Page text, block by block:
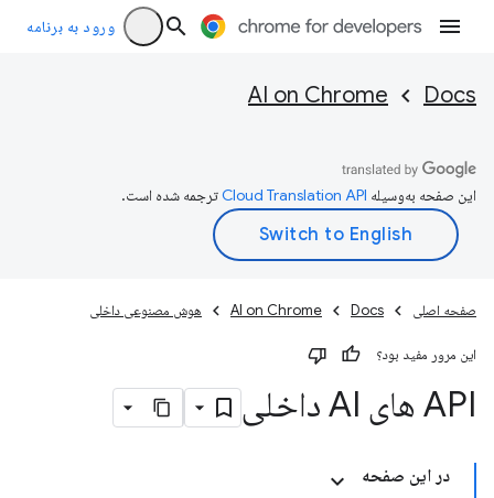
ورود به برنامه
Docs
AI on Chrome
این صفحه به‌وسیله ترجمه شده است.
صفحه اصلی Docs
AI on Chrome هوش مصنوعی داخلی
این مرور مفید بود؟
API های AI داخلی
در این صفحه